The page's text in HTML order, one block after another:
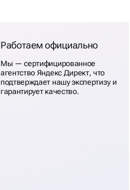
Работаем официально
Мы — сертифицированное
агентство Яндекс Директ, что
подтверждает нашу экспертизу и
гарантирует качество.